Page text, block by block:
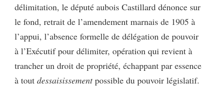
délimitation, le député aubois Castillard dénonce sur
le fond, retrait de l’amendement marnais de 1905 à
l’appui, l’absence formelle de délégation de pouvoir
à l’Exécutif pour délimiter, opération qui revient à
trancher un droit de propriété, échappant par essence
à tout dessaisissementpossible du pouvoir législatif.